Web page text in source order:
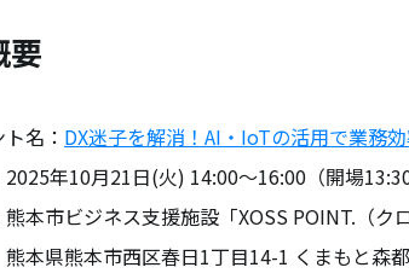
名： DX迷子を解消！AI・IoTの活用で業務
2025年10月21日(火) 14:00～16:00（開場13:30
本市ビジネス支援施設「XOSS POINT.（ク
熊本市西区春日1丁目14-1 くまもと森都